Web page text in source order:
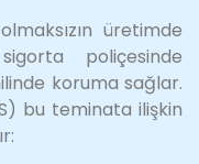
üretimde
poliçesinde
koruma sağlar.
bu teminata ilişkin